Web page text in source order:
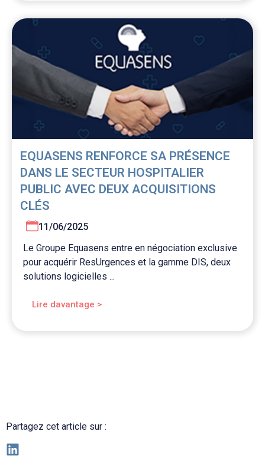
EQUASENS RENFORCE SA PRÉSENCE
DANS LE SECTEUR HOSPITALIER
PUBLIC AVEC DEUX ACQUISITIONS
CLÉS
11/06/2025
Le Groupe Equasens entre en négociation exclusive
pour acquérir ResUrgences et la gamme DIS, deux
solutions logicielles ...
Lire davantage >
Partagez cet article sur :